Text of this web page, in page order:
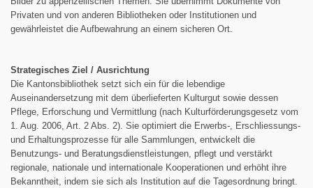
Privaten und von anderen Bibliotheken oder Institutionen und
gewährleistet die Aufbewahrung an einem sicheren Ort.
Strategisches Ziel / Ausrichtung
Die Kantonsbibliothek setzt sich ein für die lebendige
Auseinandersetzung mit dem überlieferten Kulturgut sowie dessen
Pflege, Erforschung und Vermittlung (nach Kulturförderungsgesetz vom
1. Aug. 2006, Art. 2 Abs. 2). Sie optimiert die Erwerbs-, Erschliessungs-
und Erhaltungsprozesse für alle Sammlungen, entwickelt die
Benutzungs- und Beratungsdienstleistungen, pflegt und verstärkt
regionale, nationale und internationale Kooperationen und erhöht ihre
Bekanntheit, indem sie sich als Institution auf die Tagesordnung bringt.